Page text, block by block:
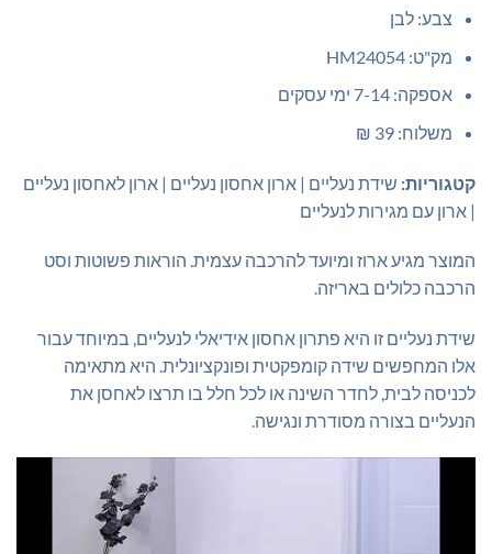
צבע: לבן
מק"ט: HM24054
אספקה: 7-14 ימי עסקים
משלוח: 39 ₪
קטגוריות: שידת נעליים | ארון אחסון נעליים | ארון לאחסון נעליים
| ארון עם מגירות לנעליים
המוצר מגיע ארוז ומיועד להרכבה עצמית. הוראות פשוטות וסט
הרכבה כלולים באריזה.
שידת נעליים זו היא פתרון אחסון אידיאלי לנעליים, במיוחד עבור
אלו המחפשים שידה קומפקטית ופונקציונלית. היא מתאימה
לכניסה לבית, לחדר השינה או לכל חלל בו תרצו לאחסן את
הנעליים בצורה מסודרת ונגישה.